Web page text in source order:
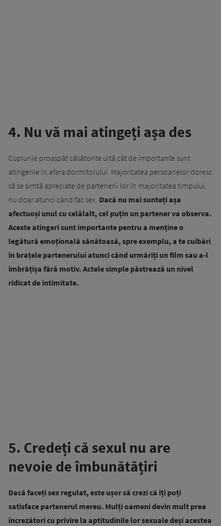
4. Nu vă mai atingeți așa des
Cuplurile proaspăt căsătorite uită cât de importante sunt
atingerile în afara dormitorului. Majoritatea persoanelor doresc
să se simtă apreciate de partenerii lor în majoritatea timpului,
nu doar atunci când fac sex. Dacă nu mai sunteți așa
afectuoși unul cu celălalt, cel puțin un partener va observa.
Aceste atingeri sunt importante pentru a menține o
legătură emoțională sănătoasă, spre exemplu, a te cuibări
în brațele partenerului atunci când urmăriți un film sau a-l
îmbrățișa fără motiv. Actele simple păstrează un nivel
ridicat de intimitate.
5. Credeți că sexul nu are
nevoie de îmbunătățiri
Dacă faceți sex regulat, este ușor să crezi că îți poți
satisface partenerul mereu. Mulți oameni devin mult prea
încrezători cu privire la aptitudinile lor sexuale deși acestea